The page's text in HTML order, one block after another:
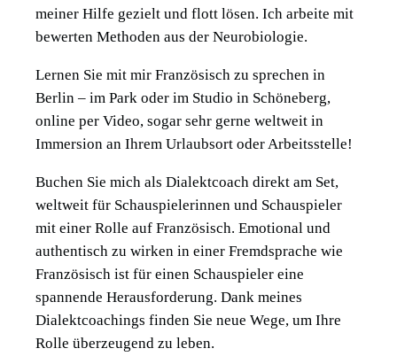
meiner Hilfe gezielt und flott lösen. Ich arbeite mit
bewerten Methoden aus der Neurobiologie.
Lernen Sie mit mir Französisch zu sprechen in
Berlin – im Park oder im Studio in Schöneberg,
online per Video, sogar sehr gerne weltweit in
Immersion an Ihrem Urlaubsort oder Arbeitsstelle!
Buchen Sie mich als Dialektcoach direkt am Set,
weltweit für Schauspielerinnen und Schauspieler
mit einer Rolle auf Französisch. Emotional und
authentisch zu wirken in einer Fremdsprache wie
Französisch ist für einen Schauspieler eine
spannende Herausforderung. Dank meines
Dialektcoachings finden Sie neue Wege, um Ihre
Rolle überzeugend zu leben.